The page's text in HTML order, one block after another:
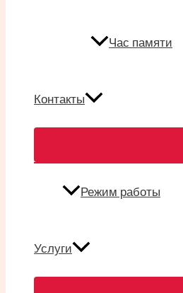
Час памяти
Контакты
Режим работы
Услуги